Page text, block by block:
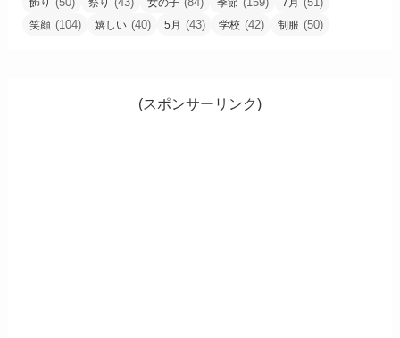
飾り 祭り 女の子 季節 7月
笑顔 (104) 嬉しい (40) 5月 (43) 学校 (42) 制服 (50)
(スポンサーリンク)